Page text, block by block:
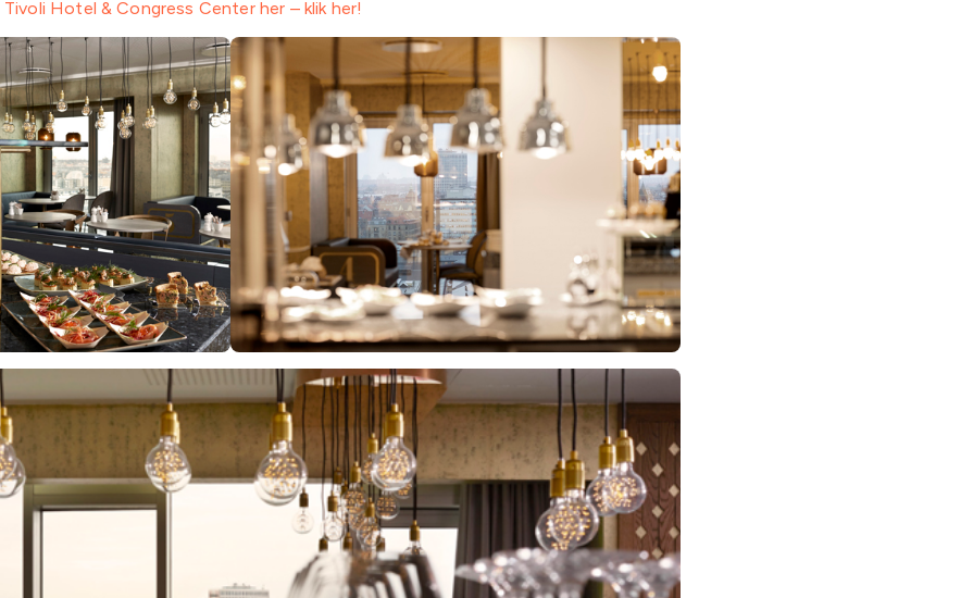
Tivoli Hotel & Congress Center her – klik her!